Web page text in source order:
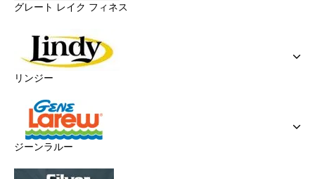
グレート レイク フィネス
リンジー
ジーンラルー